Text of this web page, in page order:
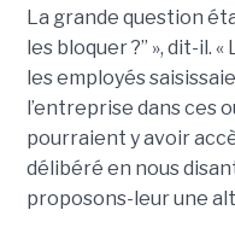
La grande question
les bloquer ?” », dit-il.
les employés
l’entreprise dans ces
pourraient y avoir
délibéré en nous
proposons-leur une